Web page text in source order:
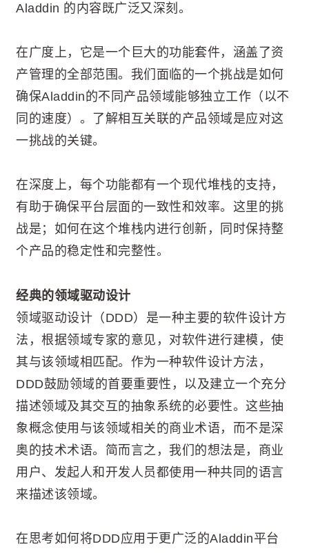
Aladdin 的内容既广泛又深刻。
在广度上，它是一个巨大的功能套件，涵盖了资
产管理的全部范围。我们面临的一个挑战是如何
确保Aladdin的不同产品领域能够独立工作（以不
同的速度）。了解相互关联的产品领域是应对这
一挑战的关键。
在深度上，每个功能都有一个现代堆栈的支持，
有助于确保平台层面的一致性和效率。这里的挑
战是；如何在这个堆栈内进行创新，同时保持整
个产品的稳定性和完整性。
经典的领域驱动设计
领域驱动设计（DDD）是一种主要的软件设计方
法，根据领域专家的意见，对软件进行建模，使
其与该领域相匹配。作为一种软件设计方法，
DDD鼓励领域的首要重要性，以及建立一个充分
描述领域及其交互的抽象系统的必要性。这些抽
象概念使用与该领域相关的商业术语，而不是深
奥的技术术语。简而言之，我们的想法是，商业
用户、发起人和开发人员都使用一种共同的语言
来描述该领域。
在思考如何将DDD应用于更广泛的Aladdin平台